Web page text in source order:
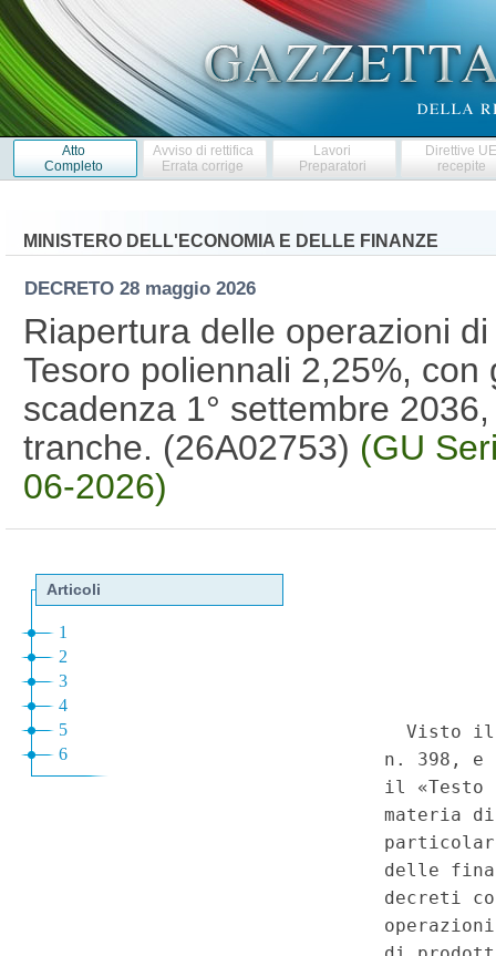
Atto
Completo
Avviso di rettifica
Errata corrige
Lavori
Preparatori
Direttive
recepite
MINISTERO DELL'ECONOMIA E DELLE FINANZE
DECRETO 28 maggio 2026
Riapertura delle operazioni
Tesoro poliennali 2,25%,
scadenza 1° settembre
tranche. (26A02753) (GU
06-2026)